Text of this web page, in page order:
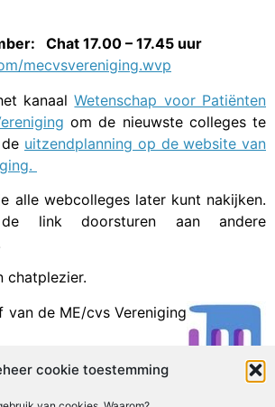
cookie toestemming
Chat 17.00 – 17.45 uur
mecvsvereniging.wvp
kanaalWetenschap voor Patiënten
om de nieuwste colleges te
uitzendplanning op de website van
alle webcolleges later kunt nakijken.
link doorsturen aan andere
chatplezier.
van de ME/cvs Vereniging